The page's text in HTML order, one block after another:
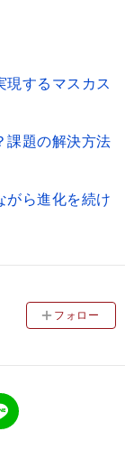
現するマスカス
課題の解決方法
がら進化を続け
フォロー
LINE